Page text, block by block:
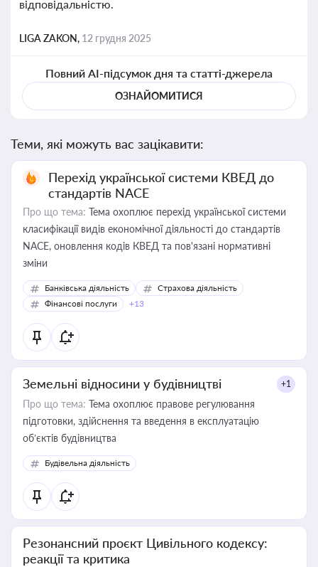
відповідальністю.
LIGA ZAKON, 12 грудня 2025
Повний AI-підсумок дня та статті-джерела
ОЗНАЙОМИТИСЯ
Теми, які можуть вас зацікавити:
Перехід української системи КВЕД до
стандартів NACE
Про що тема: Тема охоплює перехід української системи
класифікації видів економічної діяльності до стандартів
NACE, оновлення кодів КВЕД та пов'язані нормативні
зміни
Банківська діяльність
Страхова діяльність
Фінансові послуги
+13
Земельні відносини у будівництві +1
Про що тема: Тема охоплює правове регулювання
підготовки, здійснення та введення в експлуатацію
об’єктів будівництва
Будівельна діяльність
Резонансний проєкт Цивільного кодексу:
реакції та критика